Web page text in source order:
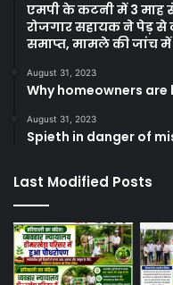
एमपी के कटनी में 3 माह
रोजगार सहायक ने पेड़
समाप्त, मामले की जांच
August 31, 2023
Why homeowners
August 31, 2023
Spieth in danger of
Last Modified Posts